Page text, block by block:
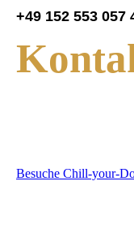
+49 152 553 057
Besuche Chill-your-